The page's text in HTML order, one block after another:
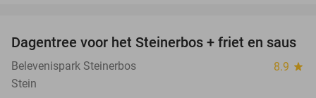
37%
Dagentree voor het Steinerbos + friet en saus
Belevenispark Steinerbos 8.9 star
Stein